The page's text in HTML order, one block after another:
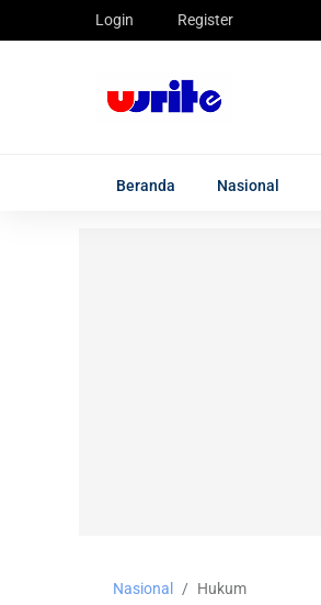
Login Register
Beranda Nasional
Nasional Hukum